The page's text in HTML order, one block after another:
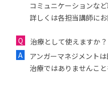
コミュニケーションな
詳しくは各担当講師にお
治療として使えますか？
アンガーマネジメント
治療ではありませんこ